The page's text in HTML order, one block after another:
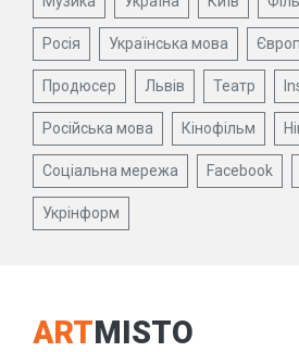
Росія Українська мова
Продюсер Львів Театр
Російська мова Кінофільм
Соціальна мережа Facebook
Укрінформ
ARTMISTO